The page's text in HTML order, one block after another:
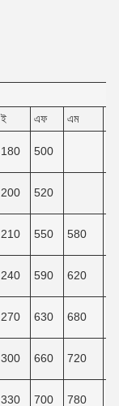
ই এফ এম
180 500
200 520
210 550 580
240 590 620
270 630 680
300 660 720
330 700 780